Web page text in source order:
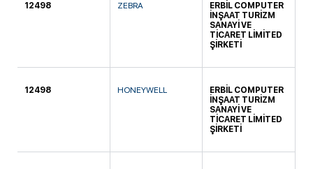
12498 ZEBRA
ERBİL COMPUTER
İNŞAAT TURİZM
SANAYİ VE
TİCARET LİMİTED
ŞİRKETİ
12498 HONEYWELL
ERBİL COMPUTER
İNŞAAT TURİZM
SANAYİ VE
TİCARET LİMİTED
ŞİRKETİ